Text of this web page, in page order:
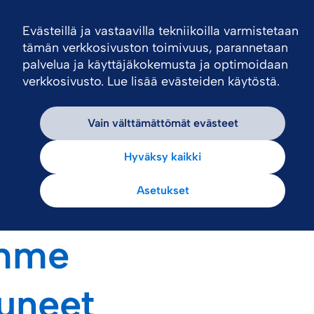
Evästeillä ja vastaavilla tekniikoilla varmistetaan
tämän verkkosivuston toimivuus, parannetaan
palvelua ja käyttäjäkokemusta ja optimoidaan
verkkosivusto. Lue lisää evästeiden käytöstä.
Vain välttämättömät evästeet
Hyväksy kaikki
Asetukset